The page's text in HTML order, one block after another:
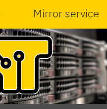
Mirror service